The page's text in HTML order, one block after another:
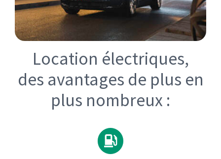
Location électriques,
des avantages de plus en
plus nombreux :